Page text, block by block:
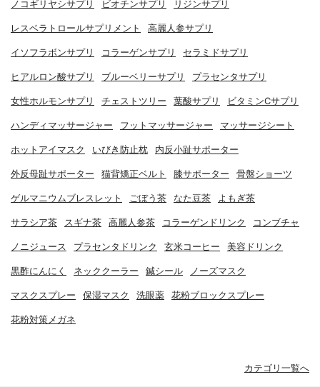
ノコギリヤシサプリ ビオチンサプリ リジンサプリ
レスベラトロールサプリメント 高麗人参サプリ
イソフラボンサプリ コラーゲンサプリ セラミドサプリ
ヒアルロン酸サプリ ブルーベリーサプリ プラセンタサプリ
女性ホルモンサプリ チェストツリー 葉酸サプリ ビタミンCサプリ
ハンディマッサージャー フットマッサージャー マッサージシート
ホットアイマスク いびき防止枕 内反小趾サポーター
外反母趾サポーター 猫背矯正ベルト 膝サポーター 骨盤ショーツ
ゲルマニウムブレスレット ごぼう茶 なた豆茶 よもぎ茶
サラシア茶 スギナ茶 高麗人参茶 コラーゲンドリンク コンブチャ
ノニジュース プラセンタドリンク 玄米コーヒー 美容ドリンク
黒酢にんにく ネッククーラー 鍼シール ノーズマスク
マスクスプレー 保湿マスク 洗眼薬 花粉ブロックスプレー
花粉対策メガネ
カテゴリ一覧へ